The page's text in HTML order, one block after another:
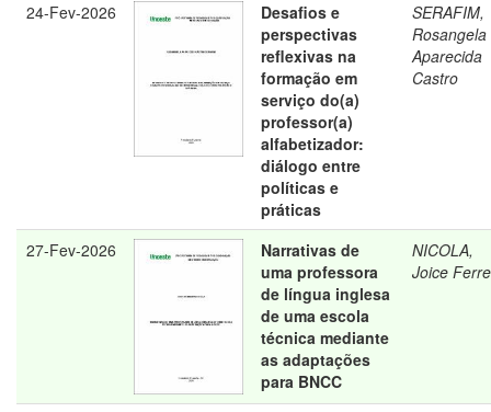
24-Fev-2026
Desafios e
perspectivas
reflexivas na
formação em
serviço do(a)
professor(a)
alfabetizador:
diálogo entre
políticas e
práticas
SERAFIM,
Rosangela
Aparecida
Castro
27-Fev-2026
Narrativas de
uma professora
de língua inglesa
de uma escola
técnica mediante
as adaptações
para BNCC
NICOLA,
Joice